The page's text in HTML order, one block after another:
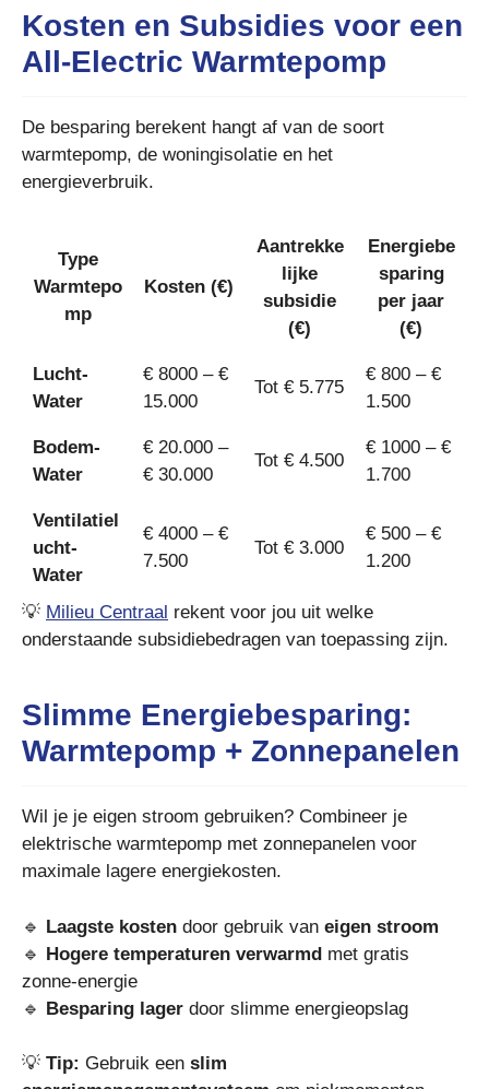
Kosten en Subsidies voor een
All-Electric Warmtepomp
De besparing berekent hangt af van de soort
warmtepomp, de woningisolatie en het
energieverbruik.
Type
Warmtepo
mp
Kosten (€)
Aantrekke
lijke
subsidie
(€)
Energiebe
sparing
per jaar
(€)
Lucht-
Water
€ 8000 – €
15.000
Tot € 5.775
€ 800 – €
1.500
Bodem-
Water
€ 20.000 –
€ 30.000
Tot € 4.500
€ 1000 – €
1.700
Ventilatiel
ucht-
Water
€ 4000 – €
7.500
Tot € 3.000
€ 500 – €
1.200
💡 Milieu Centraal rekent voor jou uit welke
onderstaande subsidiebedragen van toepassing zijn.
Slimme Energiebesparing:
Warmtepomp + Zonnepanelen
Wil je je eigen stroom gebruiken? Combineer je
elektrische warmtepomp met zonnepanelen voor
maximale lagere energiekosten.
🔹 Laagste kosten door gebruik van eigen stroom
🔹 Hogere temperaturen verwarmd met gratis
zonne-energie
🔹 Besparing lager door slimme energieopslag
💡 Tip: Gebruik een slim